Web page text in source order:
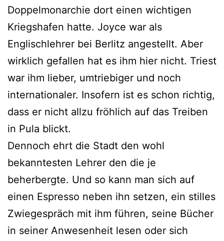
Doppelmonarchie dort einen wichtigen
Kriegshafen hatte. Joyce war als
Englischlehrer bei Berlitz angestellt. Aber
wirklich gefallen hat es ihm hier nicht. Triest
war ihm lieber, umtriebiger und noch
internationaler. Insofern ist es schon richtig,
dass er nicht allzu fröhlich auf das Treiben
in Pula blickt.
Dennoch ehrt die Stadt den wohl
bekanntesten Lehrer den die je
beherbergte. Und so kann man sich auf
einen Espresso neben ihn setzen, ein stilles
Zwiegespräch mit ihm führen, seine Bücher
in seiner Anwesenheit lesen oder sich